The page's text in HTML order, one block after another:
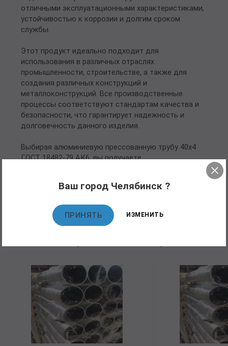
отличными эксплуатационными характеристиками,
устойчивостью к коррозии и долгим сроком
службы.
Этот продукт идеально подходит для
использования в различных отраслях
промышленности, строительстве, а также для
создания различных конструкций и
металлоконструкций. Все производственные
процессы соответствуют стандартам качества и
безопасности, что гарантирует надежность и
долговечность данного изделия.
Выбирая алюминиевую прессованную трубу 40х4
ГОСТ 18482-79 АК6, вы получаете
характеристик.Ваш город Челябинск ?
ПРИНЯТЬ ИЗМЕНИТЬ